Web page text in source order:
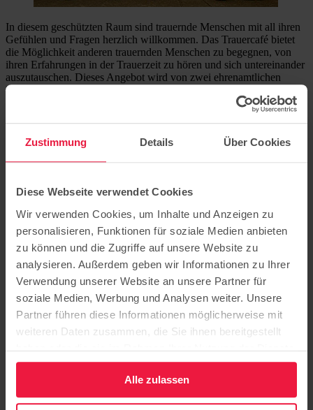
Zustimmung Details Über Cookies
Diese Webseite verwendet Cookies
Wir verwenden Cookies, um Inhalte und Anzeigen zu
personalisieren, Funktionen für soziale Medien anbieten
zu können und die Zugriffe auf unsere Website zu
analysieren. Außerdem geben wir Informationen zu Ihrer
Verwendung unserer Website an unsere Partner für
soziale Medien, Werbung und Analysen weiter. Unsere
Partner führen diese Informationen möglicherweise mit
weiteren Daten zusammen, die Sie ihnen bereitgestellt
haben oder die sie im Rahmen Ihrer Nutzung der Dienste
gesammelt haben.
Alle zulassen
In diesem geschützten Raum sind trauernde Menschen mit all ihren
Gefühlen und Fragen herzlich willkommen. Das Trauercafé bietet
die Möglichkeit anderen trauernden Menschen zu begegnen, von
ihren Erfahrungen in der Trauerzeit zu hören und sich untereinander
auszutauschen. Dieses Angebot wird von zwei ehrenamtlichen
Mitarbeitenden begleitet.
Jeden 2. und 4. Montag im Monat trifft sich unser Trauercafé von 17
bis 19 Uhr in den Räumen der Seniorenfreizeitstätte, Karl-
Liebknecht-Straße 28, 14482 Potsdam-Babelsberg.
Im Flyer finden Sie weitere Informationen über das
Hier finden Sie weitere Informationen über unsere
Trauerbegleitung.
Sitz der Stiftung: Potsdam
Hermannswerder 7
14473 Potsdam
Karriere